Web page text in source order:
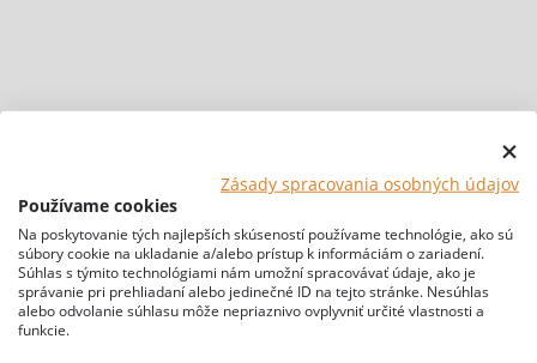
Zásady spracovania osobných údajov
Používame cookies
Na poskytovanie tých najlepších skúseností používame technológie, ako sú
súbory cookie na ukladanie a/alebo prístup k informáciám o zariadení.
Súhlas s týmito technológiami nám umožní spracovávať údaje, ako je
správanie pri prehliadaní alebo jedinečné ID na tejto stránke. Nesúhlas
alebo odvolanie súhlasu môže nepriaznivo ovplyvniť určité vlastnosti a
funkcie.